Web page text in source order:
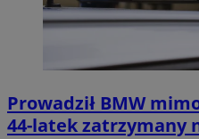
Prowadził BMW
44-latek zatrzymany